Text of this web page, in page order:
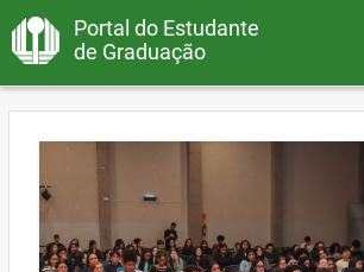
Portal do Estudante
de Graduação